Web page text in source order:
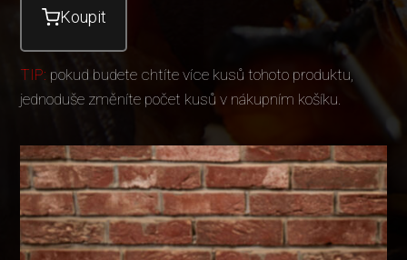
Koupit
TIP: pokud budete chtíte více kusů tohoto produktu,
jednoduše změníte počet kusů v nákupním košíku.